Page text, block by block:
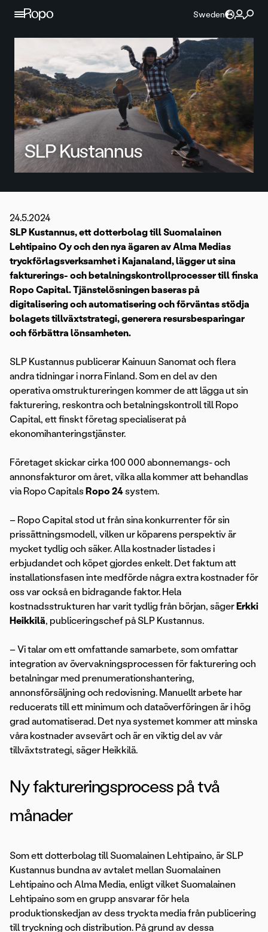
Hoppa till innehållet
Sweden
SLP Kustannus
24.5.2024
SLP Kustannus, ett dotterbolag till Suomalainen
Lehtipaino Oy och den nya ägaren av Alma Medias
tryckförlagsverksamhet i Kajanaland, lägger ut sina
fakturerings- och betalningskontrollprocesser till finska
Ropo Capital. Tjänstelösningen baseras på
digitalisering och automatisering och förväntas stödja
bolagets tillväxtstrategi, generera resursbesparingar
och förbättra lönsamheten.
SLP Kustannus publicerar Kainuun Sanomat och flera
andra tidningar i norra Finland. Som en del av den
operativa omstruktureringen kommer de att lägga ut sin
fakturering, reskontra och betalningskontroll till Ropo
Capital, ett finskt företag specialiserat på
ekonomihanteringstjänster.
Företaget skickar cirka 100 000 abonnemangs- och
annonsfakturor om året, vilka alla kommer att behandlas
via Ropo Capitals Ropo 24system.
– Ropo Capital stod ut från sina konkurrenter för sin
prissättningsmodell, vilken ur köparens perspektiv är
mycket tydlig och säker. Alla kostnader listades i
erbjudandet och köpet gjordes enkelt. Det faktum att
installationsfasen inte medförde några extra kostnader för
oss var också en bidragande faktor. Hela
kostnadsstrukturen har varit tydlig från början, säger Erkki
Heikkilä, publiceringschef på SLP Kustannus.
– Vi talar om ett omfattande samarbete, som omfattar
integration av övervakningsprocessen för fakturering och
betalningar med prenumerationshantering,
annonsförsäljning och redovisning. Manuellt arbete har
reducerats till ett minimum och dataöverföringen är i hög
grad automatiserad. Det nya systemet kommer att minska
våra kostnader avsevärt och är en viktig del av vår
tillväxtstrategi, säger Heikkilä.
Ny faktureringsprocess på två
månader
Som ett dotterbolag till Suomalainen Lehtipaino, är SLP
Kustannus bundna av avtalet mellan Suomalainen
Lehtipaino och Alma Media, enligt vilket Suomalainen
Lehtipaino som en grupp ansvarar för hela
produktionskedjan av dess tryckta media från publicering
till tryckning och distribution. På grund av dessa